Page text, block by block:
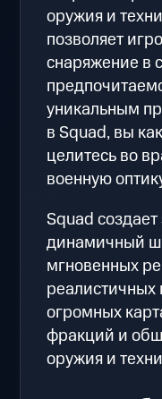
оружия и
позволяет
снаряжение в
уникальным
в Squad, вы
целитесь во
военную
Squad
динамичный
мгновенных
реалистичных
огромных
фракций и
оружия и